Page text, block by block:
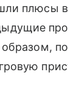
плюсы